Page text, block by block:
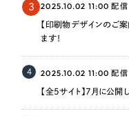
3 2025.10.02 11:00配信
【印刷物デザインのご
ます！
4 2025.10.02 11:00配信
【全5サイト】7月に公